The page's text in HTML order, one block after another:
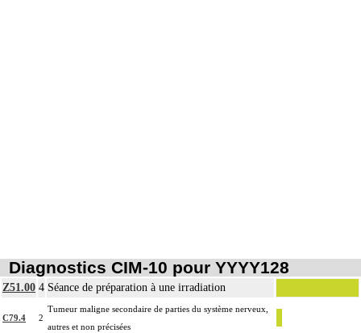
Diagnostics CIM-10 pour YYYY128
Z51.00 4 Séance de préparation à une irradiation
C79.4 2
Tumeur maligne secondaire de parties du système nerveux,
autres et non précisées